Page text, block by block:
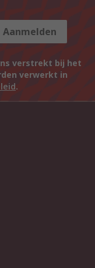
Aanmelden
verstrekt bij het
verwerkt in
.